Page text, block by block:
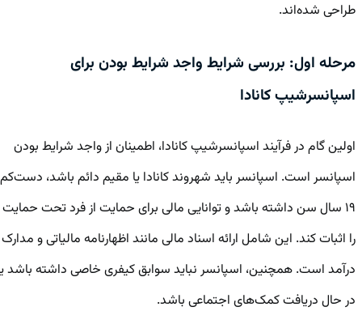
طراحی شده‌اند.
مرحله اول: بررسی شرایط واجد شرایط بودن برای
اسپانسرشیپ کانادا
اولین گام در فرآیند اسپانسرشیپ کانادا، اطمینان از واجد شرایط بودن
اسپانسر است. اسپانسر باید شهروند کانادا یا مقیم دائم باشد، دست‌کم
۱۹ سال سن داشته باشد و توانایی مالی برای حمایت از فرد تحت حمایت
را اثبات کند. این شامل ارائه اسناد مالی مانند اظهارنامه مالیاتی و مدارک
درآمد است. همچنین، اسپانسر نباید سوابق کیفری خاصی داشته باشد یا
در حال دریافت کمک‌های اجتماعی باشد.